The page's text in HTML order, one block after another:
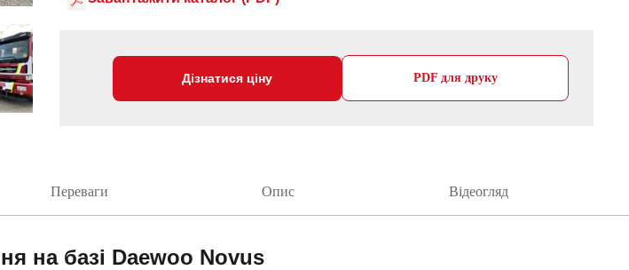
Дізнатися ціну PDF для друку
Переваги Опис Відеогляд
на базі Daewoo Novus